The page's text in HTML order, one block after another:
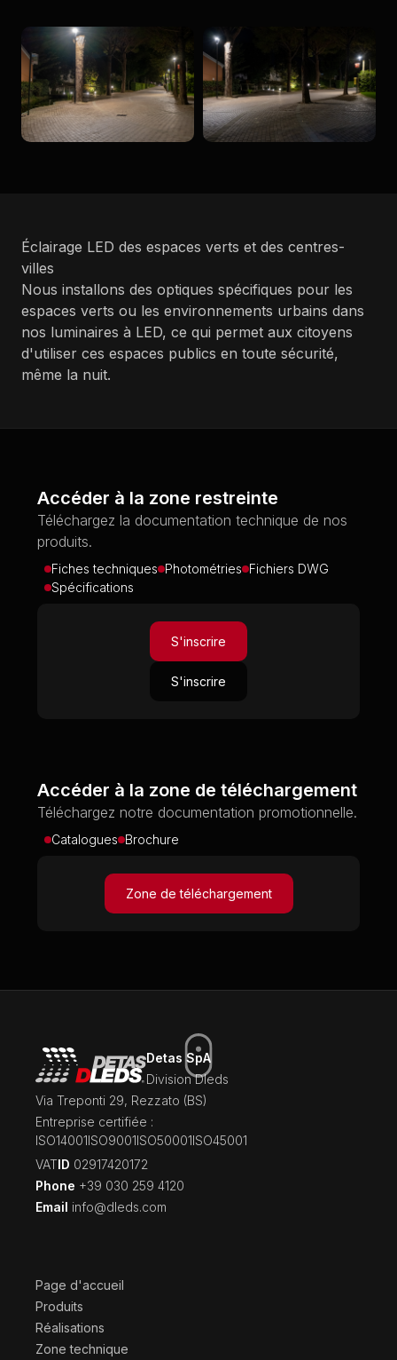
Éclairage LED des espaces verts et des centres-
villes
Nous installons des optiques spécifiques pour les
espaces verts ou les environnements urbains dans
nos luminaires à LED, ce qui permet aux citoyens
d'utiliser ces espaces publics en toute sécurité,
même la nuit.
Accéder à la zone restreinte
Téléchargez la documentation technique de nos
produits.
Fiches techniques Photométries Fichiers DWG
Spécifications
S'inscrire
S'inscrire
Accéder à la zone de téléchargement
Téléchargez notre documentation promotionnelle.
Catalogues Brochure
Zone de téléchargement
Detas SpA
Division Dleds
Via Treponti 29, Rezzato (BS)
Entreprise certifiée :
ISO14001ISO9001ISO50001ISO45001
‍VATID 02917420172
Phone +39 030 259 4120
Email info@dleds.com
Page d'accueil
Produits
Réalisations
Zone technique